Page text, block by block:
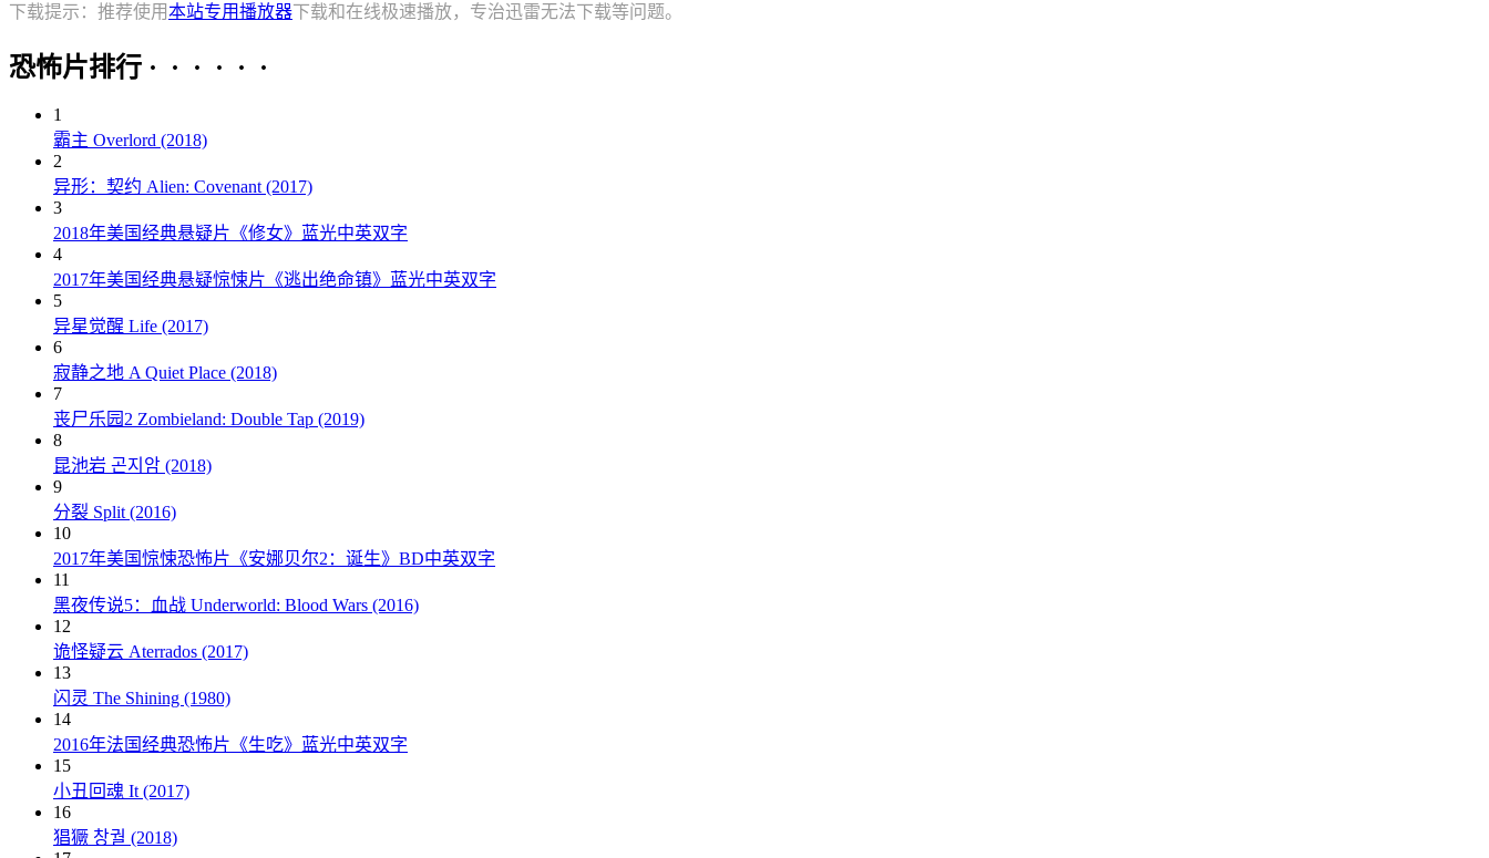
下载提示：推荐使用本站专用播放器下载和在线极速播放，专治迅雷无法下载等问题。
恐怖片排行 · · · · · ·
1
霸主 Overlord (2018)
2
异形：契约 Alien: Covenant (2017)
3
2018年美国经典悬疑片《修女》蓝光中英双字
4
2017年美国经典悬疑惊悚片《逃出绝命镇》蓝光中英双字
5
异星觉醒 Life (2017)
6
寂静之地 A Quiet Place (2018)
7
丧尸乐园2 Zombieland: Double Tap (2019)
8
昆池岩 곤지암 (2018)
9
分裂 Split (2016)
10
2017年美国惊悚恐怖片《安娜贝尔2：诞生》BD中英双字
11
黑夜传说5：血战 Underworld: Blood Wars (2016)
12
诡怪疑云 Aterrados (2017)
13
闪灵 The Shining (1980)
14
2016年法国经典恐怖片《生吃》蓝光中英双字
15
小丑回魂 It (2017)
16
猖獗 창궐 (2018)